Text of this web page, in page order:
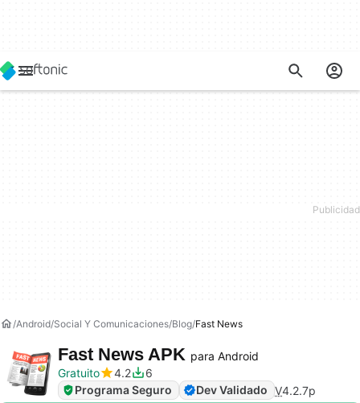
Android Social Y Comunicaciones Blog Fast News
Fast News APK para Android
Gratuito
4.2
6
Programa Seguro
Dev Validado V4.2.7p